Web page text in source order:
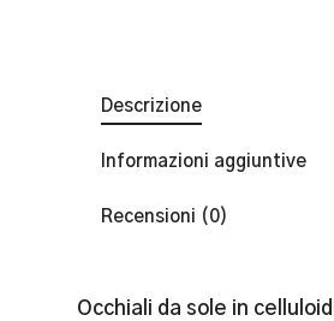
Descrizione
Informazioni aggiuntive
Recensioni (0)
Occhiali da sole in